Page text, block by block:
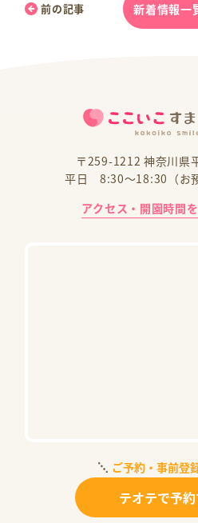
前の記事 新着情報一
〒259-1212 神奈川県
平日 8:30～18:30（お
アクセス・開園時間
ご予約・事前登
テオテで予